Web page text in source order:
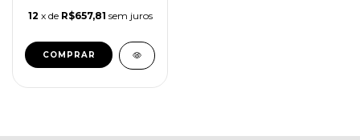
12 x de R$657,81 sem juros
COMPRAR